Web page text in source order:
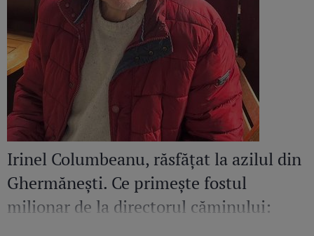
Irinel Columbeanu, răsfățat la azilul din
Ghermănești. Ce primește fostul
milionar de la directorul căminului: